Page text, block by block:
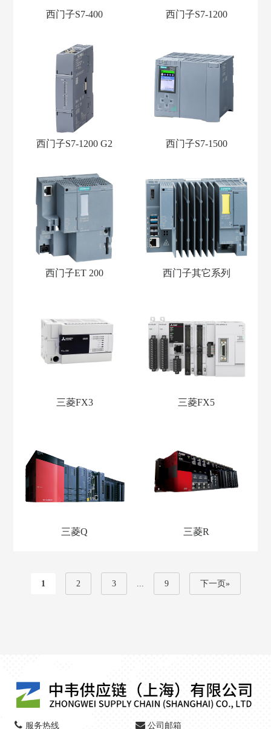
西门子S7-400 西门子S7-1200
西门子S7-1200 G2 西门子S7-1500
西门子ET 200 西门子其它系列
三菱FX3 三菱FX5
三菱Q 三菱R
1 2 3 ... 9 下一页»
服务热线 公司邮箱